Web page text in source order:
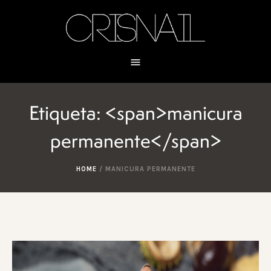
Etiqueta: <span>manicura
permanente</span>
HOME / MANICURA PERMANENTE